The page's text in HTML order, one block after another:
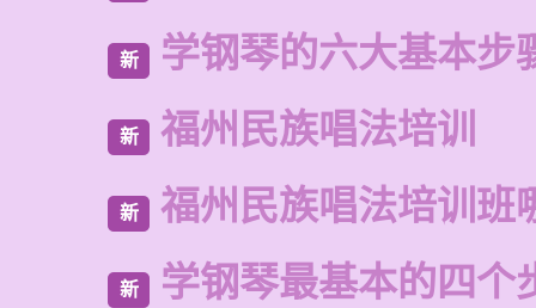
新 学钢琴的六大基本步
新 福州民族唱法培训
新 福州民族唱法培训班
新 学钢琴最基本的四个